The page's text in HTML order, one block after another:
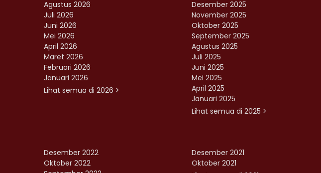
Agustus 2026
Juli 2026
Juni 2026
Mei 2026
April 2026
Maret 2026
Februari 2026
Januari 2026
Lihat semua di 2026 >
Desember 2025
November 2025
Oktober 2025
September 2025
Agustus 2025
Juli 2025
Juni 2025
Mei 2025
April 2025
Januari 2025
Lihat semua di 2025 >
Desember 2022
Oktober 2022
Desember 2021
Oktober 2021